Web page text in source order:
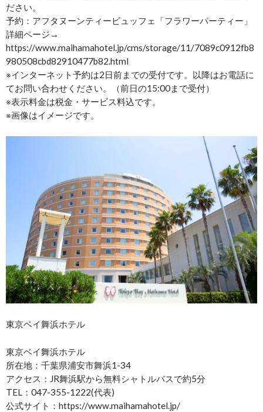
ださい。
予約：アフタヌーンティービュッフェ「フラワーパーティー」
詳細ページ→
https://www.maihamahotel.jp/cms/storage/11/7089c0912fb8
980508cbd82910477b82.html
※インターネット予約は2日前までの受付です。以降はお電話に
てお問い合わせください。（前日の15:00まで受付）
※表示料金は税金・サービス料込です。
※画像はイメージです。
東京ベイ舞浜ホテル
東京ベイ舞浜ホテル
所在地：千葉県浦安市舞浜1-34
アクセス：JR舞浜駅から無料シャトルバスで約5分
TEL：047-355-1222(代表)
公式サイト：https://www.maihamahotel.jp/